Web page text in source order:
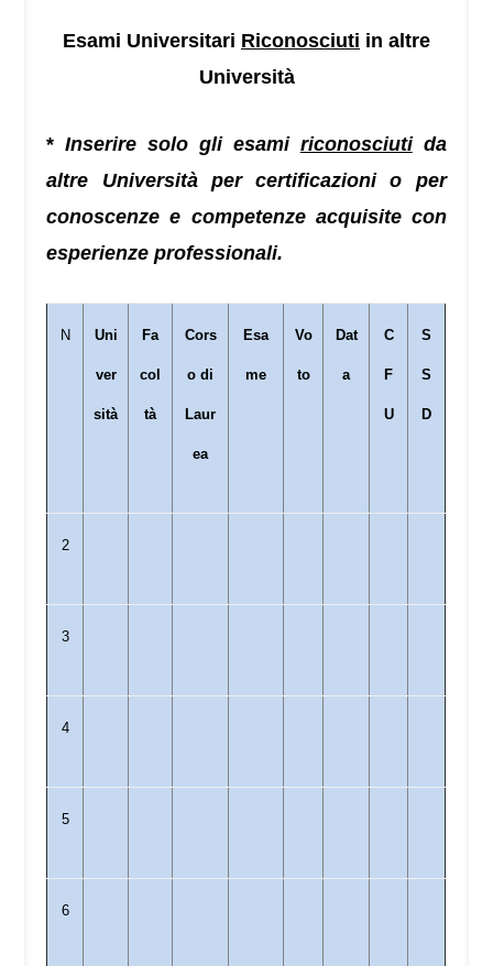
Esami Universitari Riconosciuti in altre
Università
*Inserire solo gli esami riconosciutida
altre Università per certificazioni o per
conoscenze e competenze acquisite con
esperienze professionali.
N Uni
ver
sità
Fa
col
tà
Cors
o di
Laur
ea
Esa
me
Vo
to
Dat
a
C
F
U
S
S
D
2
3
4
5
6